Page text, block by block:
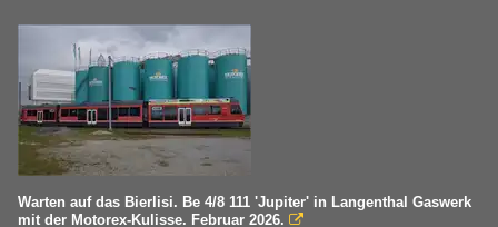
Be 4/8 ·ASm· Star
Triebzüge | Schmalspur | ältere Bauart ab 1940
Be 4/4 ·BLM·BTI·MOB·OJB·SNB·SZB· Typ 'Bipperlisi'
Be 4/4 ·FW·ASm·CJ·ZB· FFA/BBC
Triebzüge | Schmalspur | ältere Bauart bis 1939
Warten auf das Bierlisi. Be 4/8 111 'Jupiter' in Langenthal Gaswerk
mit der Motorex-Kulisse. Februar 2026. 